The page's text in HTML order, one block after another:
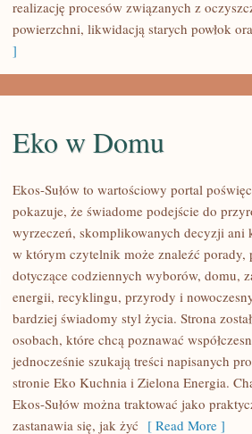
realizację procesów związanych z
powierzchni, likwidacją starych powłok
]
DOMU
Eko w Domu
Ekos-Sułów to wartościowy portal
pokazuje, że świadome podejście do
wyrzeczeń, skomplikowanych decyzji ani
w którym czytelnik może znaleźć porady,
dotyczące codziennych wyborów, domu,
energii, recyklingu, przyrody i
bardziej świadomy styl życia. Strona
osobach, które chcą poznawać
jednocześnie szukają treści napisanych
stronie Eko Kuchnia i Zielona Energia.
Ekos-Sułów można traktować jako
zastanawia się, jak żyć [ Read More ]